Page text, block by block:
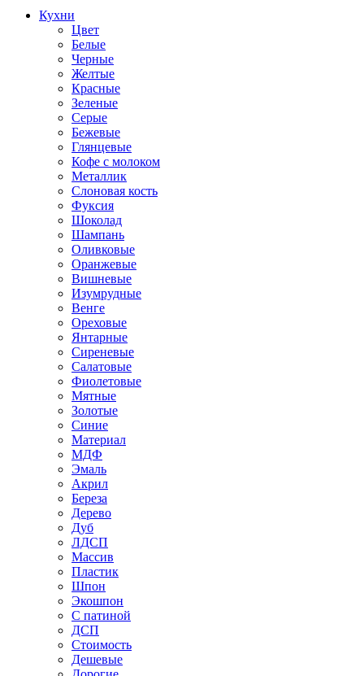
Кухни
Цвет
Белые
Черные
Желтые
Красные
Зеленые
Серые
Бежевые
Глянцевые
Кофе с молоком
Металлик
Слоновая кость
Фуксия
Шоколад
Шампань
Оливковые
Оранжевые
Вишневые
Изумрудные
Венге
Ореховые
Янтарные
Сиреневые
Салатовые
Фиолетовые
Мятные
Золотые
Синие
Материал
МДФ
Эмаль
Акрил
Береза
Дерево
Дуб
ЛДСП
Массив
Пластик
Шпон
Экошпон
С патиной
ДСП
Стоимость
Дешевые